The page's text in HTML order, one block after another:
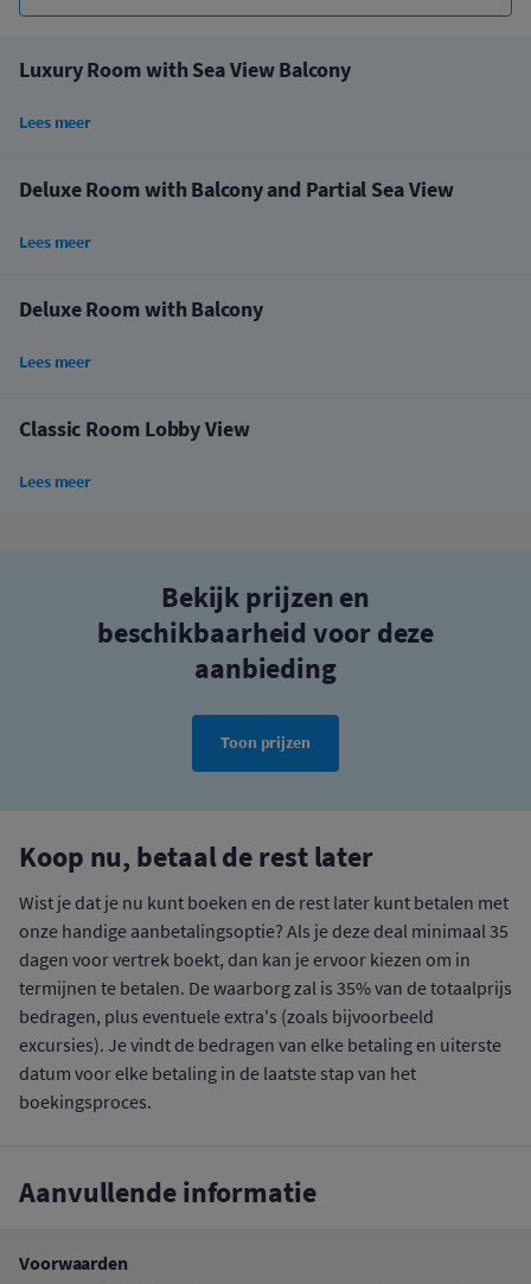
Luxury Room with Sea View Balcony
Lees meer
Deluxe Room with Balcony and Partial Sea View
Lees meer
Deluxe Room with Balcony
Lees meer
Classic Room Lobby View
Lees meer
Bekijk prijzen en
beschikbaarheid voor deze
aanbieding
Toon prijzen
Koop nu, betaal de rest later
Wist je dat je nu kunt boeken en de rest later kunt betalen met
onze handige aanbetalingsoptie? Als je deze deal minimaal 35
dagen voor vertrek boekt, dan kan je ervoor kiezen om in
termijnen te betalen. De waarborg zal is 35% van de totaalprijs
bedragen, plus eventuele extra's (zoals bijvoorbeeld
excursies). Je vindt de bedragen van elke betaling en uiterste
datum voor elke betaling in de laatste stap van het
boekingsproces.
Aanvullende informatie
Voorwaarden